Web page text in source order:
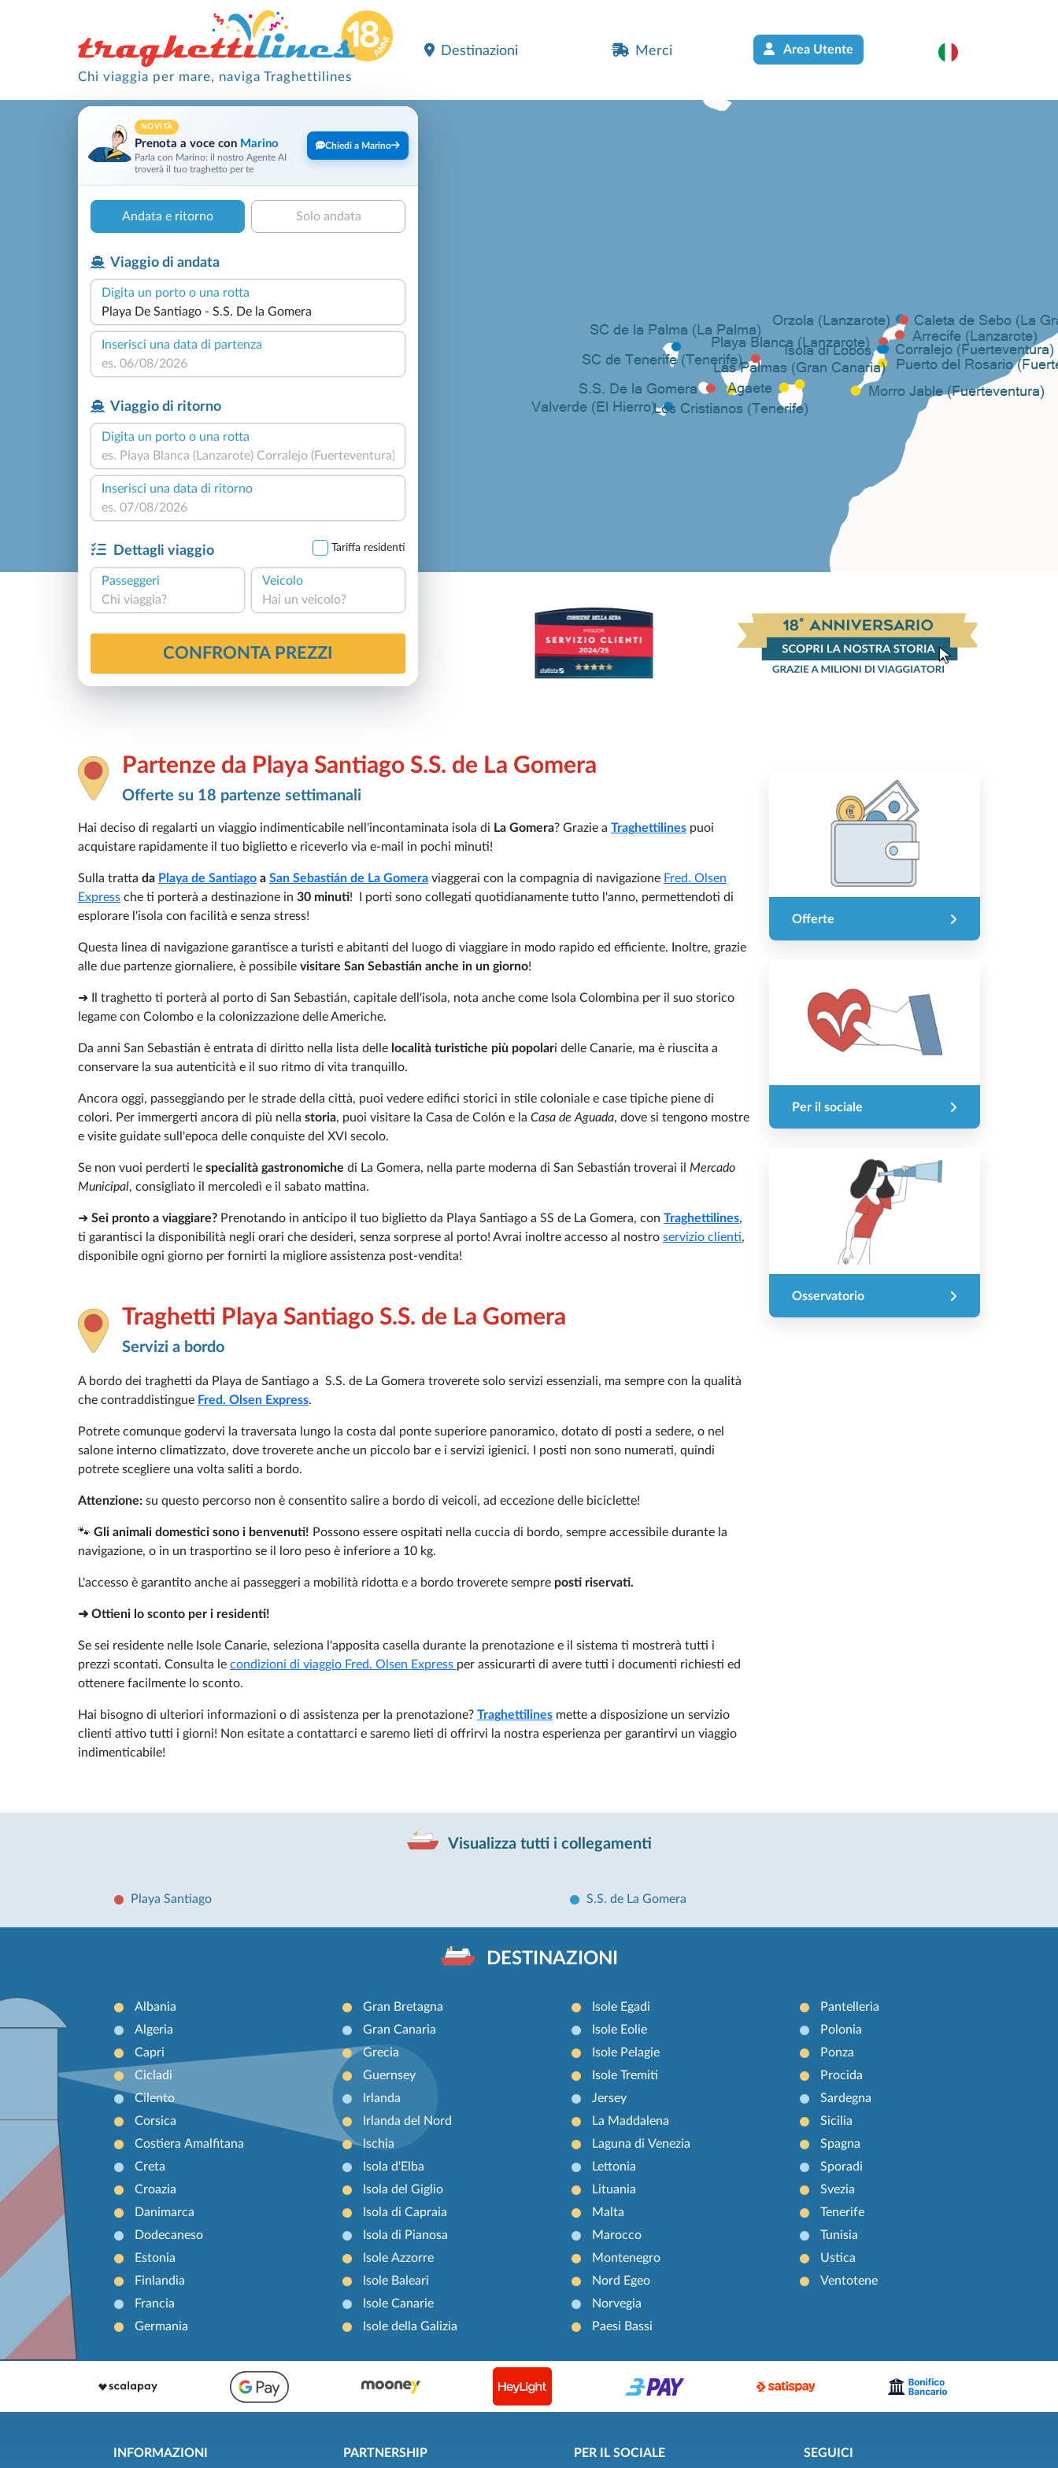
Chi viaggia per mare, naviga Traghettilines
Destinazioni Merci Area Utente
NOVITÀ
Prenota a voce con Marino
Parla con Marino: il nostro Agente AI
troverà il tuo traghetto per te
Chiedi a Marino
Andata e ritorno Solo andata
Viaggio di andata
Digita un porto o una rotta
Inserisci una data di partenza
Viaggio di ritorno
Digita un porto o una rotta
Inserisci una data di ritorno
Dettagli viaggio Tariffa residenti
Passeggeri
Chi viaggia?
Veicolo
Hai un veicolo?
CONFRONTA PREZZI
Recensioni
Partenze da Playa Santiago S.S. de La Gomera
Offerte su 18 partenze settimanali
Hai deciso di regalarti un viaggio indimenticabile nell'incontaminata isola di La Gomera? Grazie a Traghettilines puoi
acquistare rapidamente il tuo biglietto e riceverlo via e-mail in pochi minuti!
Sulla tratta da Playa de Santiago a San Sebastián de La Gomera viaggerai con la compagnia di navigazione Fred. Olsen
Express che ti porterà a destinazione in 30 minuti! I porti sono collegati quotidianamente tutto l'anno, permettendoti di
esplorare l'isola con facilità e senza stress!
Questa linea di navigazione garantisce a turisti e abitanti del luogo di viaggiare in modo rapido ed efficiente. Inoltre, grazie
alle due partenze giornaliere, è possibile visitare San Sebastián anche in un giorno!
➜ Il traghetto ti porterà al porto di San Sebastián, capitale dell'isola, nota anche come Isola Colombina per il suo storico
legame con Colombo e la colonizzazione delle Americhe.
Da anni San Sebastián è entrata di diritto nella lista delle località turistiche più popolari delle Canarie, ma è riuscita a
conservare la sua autenticità e il suo ritmo di vita tranquillo.
Ancora oggi, passeggiando per le strade della città, puoi vedere edifici storici in stile coloniale e case tipiche piene di
colori. Per immergerti ancora di più nella storia, puoi visitare la Casa de Colón e la Casa de Aguada, dove si tengono mostre
e visite guidate sull'epoca delle conquiste del XVI secolo.
Se non vuoi perderti le specialità gastronomiche di La Gomera, nella parte moderna di San Sebastián troverai il
Mercado
Municipal, consigliato il mercoledì e il sabato mattina.
➜ Sei pronto a viaggiare? Prenotando in anticipo il tuo biglietto da Playa Santiago a SS de La Gomera, con Traghettilines,
ti garantisci la disponibilità negli orari che desideri, senza sorprese al porto! Avrai inoltre accesso al nostro servizio clienti,
disponibile ogni giorno per fornirti la migliore assistenza post-vendita!
Traghetti Playa Santiago S.S. de La Gomera
Servizi a bordo
A bordo dei traghetti da Playa de Santiago a S.S. de La Gomera troverete solo servizi essenziali, ma sempre con la qualità
che contraddistingue Fred. Olsen Express.
Potrete comunque godervi la traversata lungo la costa dal ponte superiore panoramico, dotato di posti a sedere, o nel
salone interno climatizzato, dove troverete anche un piccolo bar e i servizi igienici. I posti non sono numerati, quindi
potrete scegliere una volta saliti a bordo.
Attenzione: su questo percorso non è consentito salire a bordo di veicoli, ad eccezione delle biciclette!
🐾 Gli animali domestici sono i benvenuti! Possono essere ospitati nella cuccia di bordo, sempre accessibile durante la
navigazione, o in un trasportino se il loro peso è inferiore a 10 kg.
L'accesso è garantito anche ai passeggeri a mobilità ridotta e a bordo troverete sempre posti riservati.
➜ Ottieni lo sconto per i residenti!
Se sei residente nelle Isole Canarie, seleziona l'apposita casella durante la prenotazione e il sistema ti mostrerà tutti i
prezzi scontati. Consulta le condizioni di viaggio Fred. Olsen Express per assicurarti di avere tutti i documenti richiesti ed
ottenere facilmente lo sconto.
Hai bisogno di ulteriori informazioni o di assistenza per la prenotazione? Traghettilines mette a disposizione un servizio
clienti attivo tutti i giorni! Non esitate a contattarci e saremo lieti di offrirvi la nostra esperienza per garantirvi un viaggio
indimenticabile!
Offerte
Per il sociale
Osservatorio
Visualizza tutti i collegamenti
Playa Santiago S.S. de La Gomera
DESTINAZIONI
Albania
Algeria
Capri
Cicladi
Cilento
Corsica
Costiera Amalfitana
Creta
Croazia
Danimarca
Dodecaneso
Estonia
Finlandia
Francia
Germania
Gran Bretagna
Gran Canaria
Grecia
Guernsey
Irlanda
Irlanda del Nord
Ischia
Isola d'Elba
Isola del Giglio
Isola di Capraia
Isola di Pianosa
Isole Azzorre
Isole Baleari
Isole Canarie
Isole della Galizia
Isole Egadi
Isole Eolie
Isole Pelagie
Isole Tremiti
Jersey
La Maddalena
Laguna di Venezia
Lettonia
Lituania
Malta
Marocco
Montenegro
Nord Egeo
Norvegia
Paesi Bassi
Pantelleria
Polonia
Ponza
Procida
Sardegna
Sicilia
Spagna
Sporadi
Svezia
Tenerife
Tunisia
Ustica
Ventotene
INFORMAZIONI PARTNERSHIP PER IL SOCIALE SEGUICI